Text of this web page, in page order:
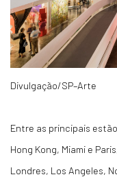
Divulgação/SP–Arte
Entre as principais
Hong Kong, Miami e
Londres, Los Angeles,